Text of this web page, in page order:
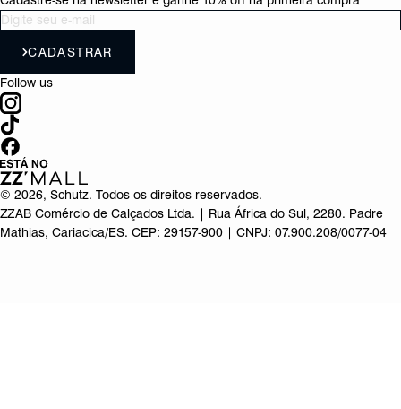
CADASTRAR
Follow us
© 2026, Schutz. Todos os direitos reservados.
ZZAB Comércio de Calçados Ltda. | Rua África do Sul, 2280. Padre
Mathias, Cariacica/ES. CEP: 29157-900 | CNPJ: 07.900.208/0077-04